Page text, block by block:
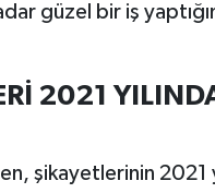
güzel bir iş
2021
şikayetlerinin 2021